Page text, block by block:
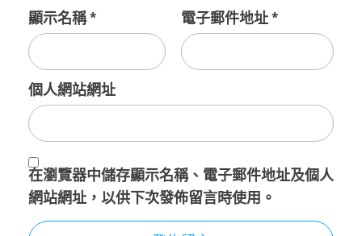
顯示名稱* 電子郵件地址*
個人網站網址
在瀏覽器中儲存顯示名稱、電子郵件地址及個人
網站網址，以供下次發佈留言時使用。